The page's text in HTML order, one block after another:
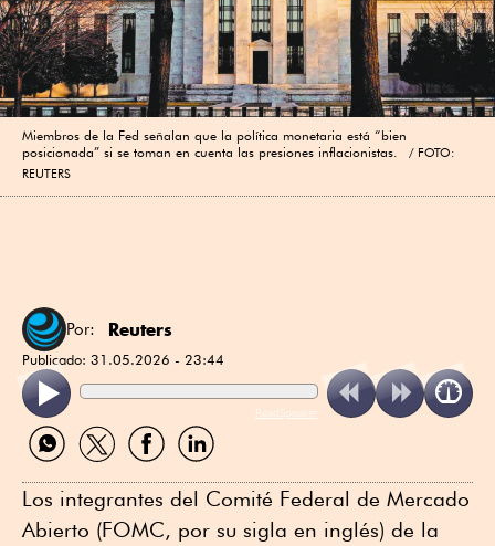
Miembros de la Fed señalan que la política monetaria está “bien
posicionada” si se toman en cuenta las presiones inflacionistas.
FOTO:
REUTERS
Por: Reuters
Publicado: 31.05.2026 - 23:44
ReadSpeaker
Compartir
por
Compartir
por
Compartir
por
Compartir
por
Los integrantes del Comité Federal de Mercado
Abierto (FOMC, por su sigla en inglés) de la